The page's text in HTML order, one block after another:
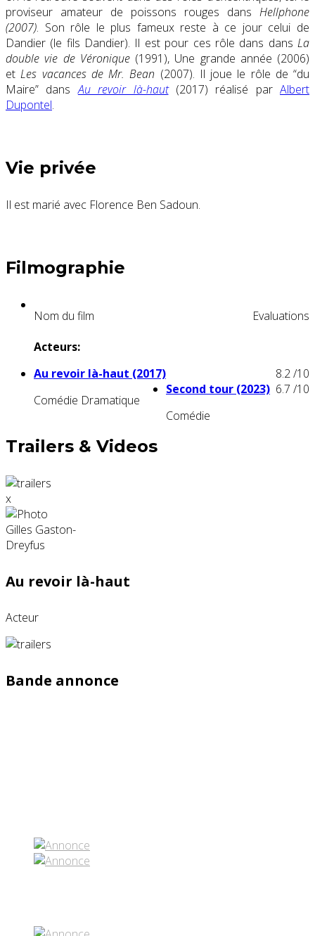
proviseur amateur de poissons rouges dans Hellphone
(2007). Son rôle le plus fameux reste à ce jour celui de
Dandier (le fils Dandier). Il est pour ces rôle dans dans La
double vie de Véronique(1991), Une grande année (2006)
etLes vacances de Mr. Bean (2007). Il joue le rôle de “du
Maire” dansAu revoir là-haut(2017) réalisé par Albert
Dupontel.
Vie privée
Il est marié avec Florence Ben Sadoun.
Filmographie
Nom du film
Evaluations
Acteurs:
Au revoir là-haut (2017)
Comédie Dramatique
8.2/10
Second tour (2023)
Comédie
6.7 /10
Trailers & Videos
x
Au revoir là-haut
Acteur
Bande annonce